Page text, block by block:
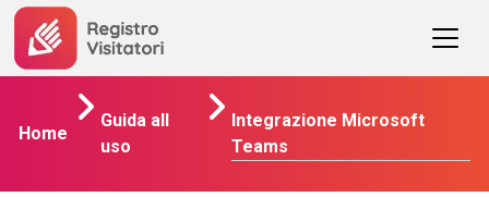
Home
Guida all
uso
Integrazione Microsoft
Teams